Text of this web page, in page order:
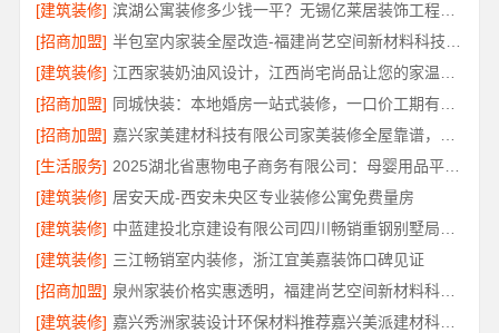
[建筑装修]
滨湖公寓装修多少钱一平？无锡亿莱居装饰工程材料有限公司报价透明
[招商加盟]
[建筑装修]
[招商加盟]
[招商加盟]
[生活服务]
2025湖北省惠物电子商务有限公司：母婴用品平台优缺点分析
[建筑装修] 居安天成-西安未央区专业装修公寓免费量房
[建筑装修]
[建筑装修] 三江畅销室内装修，浙江宜美嘉装饰口碑见证
[招商加盟]
泉州家装价格实惠透明，福建尚艺空间新材料科技有限公司
[建筑装修]
嘉兴秀洲家装设计环保材料推荐嘉兴美派建材科技有限公司